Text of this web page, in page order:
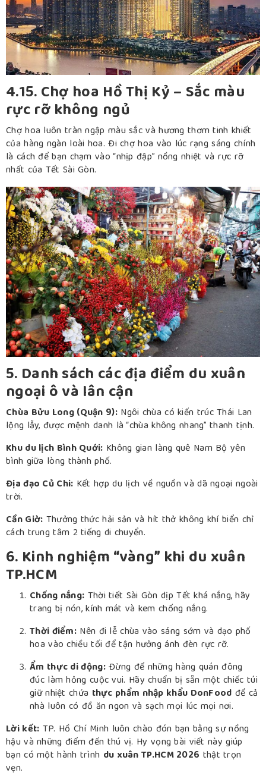
4.15. Chợ hoa Hồ Thị Kỷ – Sắc màu
rực rỡ không ngủ
Chợ hoa luôn tràn ngập màu sắc và hương thơm tinh khiết
của hàng ngàn loài hoa. Đi chợ hoa vào lúc rạng sáng chính
là cách để bạn chạm vào “nhịp đập” nồng nhiệt và rực rỡ
nhất của Tết Sài Gòn.
5. Danh sách các địa điểm du xuân
ngoại ô và lân cận
Chùa Bửu Long (Quận 9):Ngôi chùa có kiến trúc Thái Lan
lộng lẫy, được mệnh danh là “chùa không nhang” thanh tịnh.
Khu du lịch Bình Quới: Không gian làng quê Nam Bộ yên
bình giữa lòng thành phố.
Địa đạo Củ Chi: Kết hợp du lịch về nguồn và dã ngoại ngoài
trời.
Cần Giờ: Thưởng thức hải sản và hít thở không khí biển chỉ
cách trung tâm 2 tiếng di chuyển.
6. Kinh nghiệm “vàng” khi du xuân
TP.HCM
Chống nắng: Thời tiết Sài Gòn dịp Tết khá nắng, hãy
trang bị nón, kính mát và kem chống nắng.
Thời điểm: Nên đi lễ chùa vào sáng sớm và dạo phố
hoa vào chiều tối để tận hưởng ánh đèn rực rỡ.
Ẩm thực di động:Đừng để những hàng quán đông
đúc làm hỏng cuộc vui. Hãy chuẩn bị sẵn một chiếc túi
giữ nhiệt chứa thực phẩm nhập khẩu DonFood để cả
nhà luôn có đồ ăn ngon và sạch mọi lúc mọi nơi.
Lời kết: TP. Hồ Chí Minh luôn chào đón bạn bằng sự nồng
hậu và những điểm đến thú vị. Hy vọng bài viết này giúp
bạn có một hành trình du xuân TP.HCM 2026 thật trọn
vẹn.